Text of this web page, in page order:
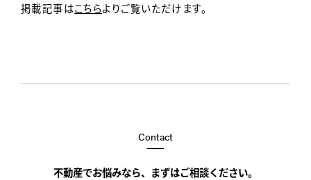
掲載記事はこちらよりご覧いただけます。
Contact
不動産でお悩みなら、まずはご相談ください。